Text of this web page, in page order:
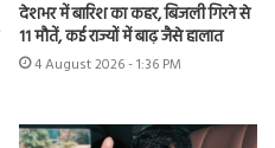
देशभर में बारिश का कहर, बिजली गिरने से
11 मौतें, कई राज्यों में बाढ़ जैसे हालात
4 August 2026 - 1:36 PM